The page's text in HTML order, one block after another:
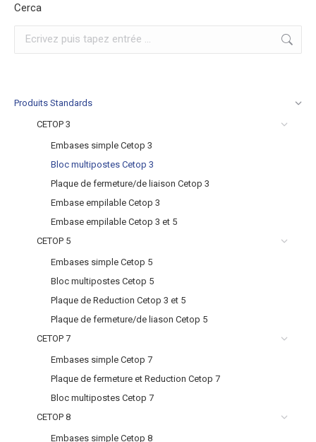
Cerca
Produits Standards
CETOP 3
Embases simple Cetop 3
Bloc multipostes Cetop 3
Plaque de fermeture/de liaison Cetop 3
Embase empilable Cetop 3
Embase empilable Cetop 3 et 5
CETOP 5
Embases simple Cetop 5
Bloc multipostes Cetop 5
Plaque de Reduction Cetop 3 et 5
Plaque de fermeture/de liason Cetop 5
CETOP 7
Embases simple Cetop 7
Plaque de fermeture et Reduction Cetop 7
Bloc multipostes Cetop 7
CETOP 8
Embases simple Cetop 8